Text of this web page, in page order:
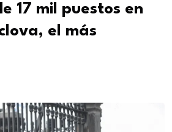
17 mil puestos en
el más